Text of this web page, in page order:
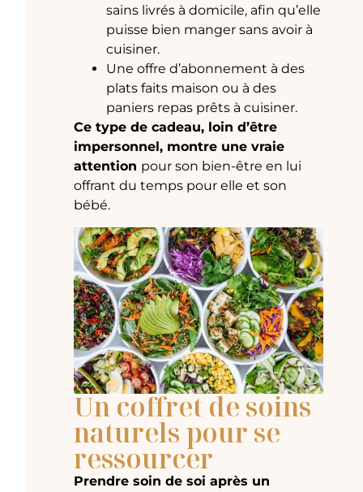
sains livrés à domicile, afin qu’elle
puisse bien manger sans avoir à
cuisiner.
Une offre d’abonnement à des
plats faits maison ou à des
paniers repas prêts à cuisiner.
Ce type de cadeau, loin d’être
impersonnel, montre une vraie
attention pour son bien-être en lui
offrant du temps pour elle et son
bébé.
Un coffret de soins
naturels pour se
ressourcer
Prendre soin de soi après un